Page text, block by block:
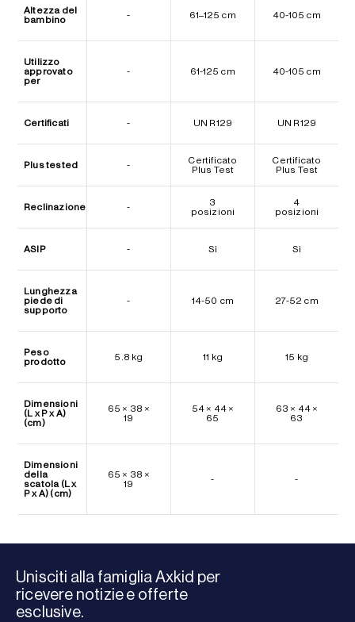
Altezza del
bambino
- 61–125 cm 40-105 cm
Utilizzo
approvato
per
- 61-125 cm 40-105 cm
Certificati - UN R129 UN R129
Plus tested -
Certificato
Plus Test
Certificato
Plus Test
Reclinazione -
3
posizioni
4
posizioni
ASIP - Sì Sì
Lunghezza
piede di
supporto
- 14-50 cm 27-52 cm
Peso
prodotto
5.8 kg 11 kg 15 kg
Dimensioni
(L x P x A)
(cm)
65 × 38 ×
19
54 × 44 ×
65
63 × 44 ×
63
Dimensioni
della
scatola (L x
P x A) (cm)
65 × 38 ×
19
- -
Unisciti alla famiglia Axkid per
ricevere notizie e offerte
esclusive.